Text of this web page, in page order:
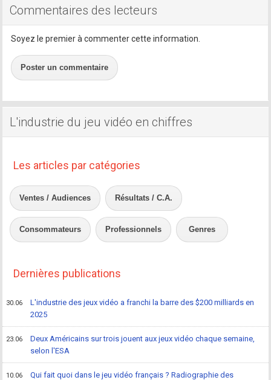
Commentaires des lecteurs
Soyez le premier à commenter cette information.
Poster un commentaire
L'industrie du jeu vidéo en chiffres
Les articles par catégories
Ventes / Audiences Résultats / C.A.
Consommateurs Professionnels Genres
Dernières publications
30.06
L'industrie des jeux vidéo a franchi la barre des $200 milliards en
2025
23.06
Deux Américains sur trois jouent aux jeux vidéo chaque semaine,
selon l'ESA
10.06
Qui fait quoi dans le jeu vidéo français ? Radiographie des